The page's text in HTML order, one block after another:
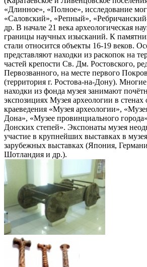
«Длинное», «Полное», исследование
«Саловский», «Репный»,
др. В начале 21 века археологическая
границы научных изысканий. К
стали относится объекты 16-19 веков.
представляют находки из раскопок на
частей крепости Св. Дм. Ростовского,
Первозванного, на месте первого
(территория г. Ростова-на-Дону).
находки из фонда музея занимают
экспозициях Музея археологии в стенах
краеведения «Музея археологии»,
Дона», «Музее провинциального
Донских степей». Экспонаты музея
участие в крупнейших выставках в
зарубежных выставках (Япония,
Шотландия и др.).